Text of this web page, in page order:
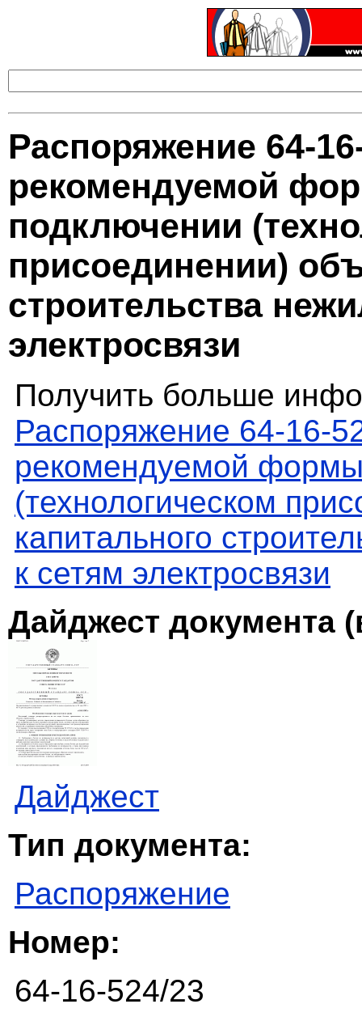
Распоряжение 64-
рекомендуемой
подключении
присоединении)
строительства
электросвязи
Получить больше
Распоряжение 64-16-
рекомендуемой
(технологическом
капитального
к сетям электросвязи
Дайджест документа
Дайджест
Тип документа:
Распоряжение
Номер:
64-16-524/23